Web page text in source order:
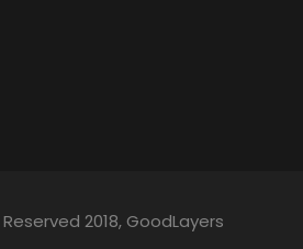
2018, GoodLayers